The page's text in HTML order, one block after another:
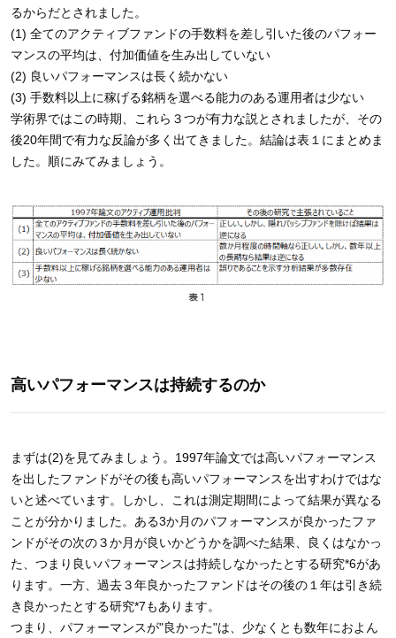
るからだとされました。
(1) 全てのアクティブファンドの手数料を差し引いた後のパフォー
マンスの平均は、付加価値を生み出していない
(2) 良いパフォーマンスは長く続かない
(3) 手数料以上に稼げる銘柄を選べる能力のある運用者は少ない
学術界ではこの時期、これら３つが有力な説とされましたが、その
後20年間で有力な反論が多く出てきました。結論は表１にまとめま
した。順にみてみましょう。
高いパフォーマンスは持続するのか
まずは(2)を見てみましょう。1997年論文では高いパフォーマンス
を出したファンドがその後も高いパフォーマンスを出すわけではな
いと述べています。しかし、これは測定期間によって結果が異なる
ことが分かりました。ある3か月のパフォーマンスが良かったファ
ンドがその次の３か月が良いかどうかを調べた結果、良くはなかっ
た、つまり良いパフォーマンスは持続しなかったとする研究*6があ
ります。一方、過去３年良かったファンドはその後の１年は引き続
き良かったとする研究*7もあります。
つまり、パフォーマンスが"良かった"は、少なくとも数年におよん